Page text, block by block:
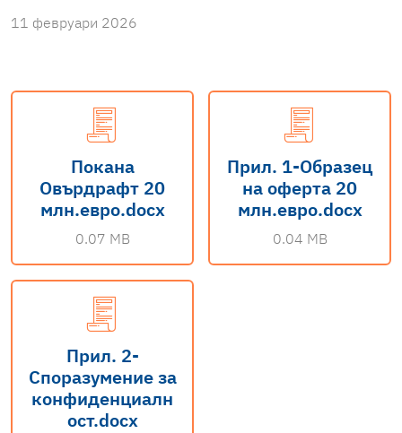
11 февруари 2026
Покана
Овърдрафт 20
млн.евро.docx
0.07 MB
Прил. 1-Образец
на оферта 20
млн.евро.docx
0.04 MB
Прил. 2-
Споразумение за
конфиденциалн
ост.docx